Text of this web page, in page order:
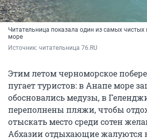
Читательница показала один из самых
море
Источник: читательница 76.RU
Этим летом черноморское
пугает туристов: в Анапе море
обосновались медузы, в
переполнены пляжи, чтобы
отыскать место среди сотен
Абхазии отдыхающие жалуются